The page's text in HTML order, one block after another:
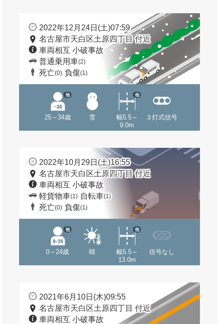
2022年12月24日(土)07:59
名古屋市天白区土原四丁目 付近
車両相互 小破事故
普通乗用車(2)
死亡(0) 負傷(1)
25～34歳
他
雪
幅5.5～
9.0m
他
３灯式信号
2022年10月29日(土)16:55
名古屋市天白区土原四丁目 付近
車両相互 小破事故
軽貨物車(1) 自転車(1)
死亡(0) 負傷(1)
0～24歳
他
晴
幅5.5～
13.0m
他
信号なし
2021年6月10日(木)09:55
名古屋市天白区土原四丁目 付近
車両相互 小破事故